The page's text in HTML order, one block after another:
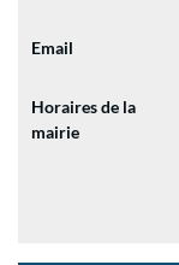
Email
Horaires de la
mairie